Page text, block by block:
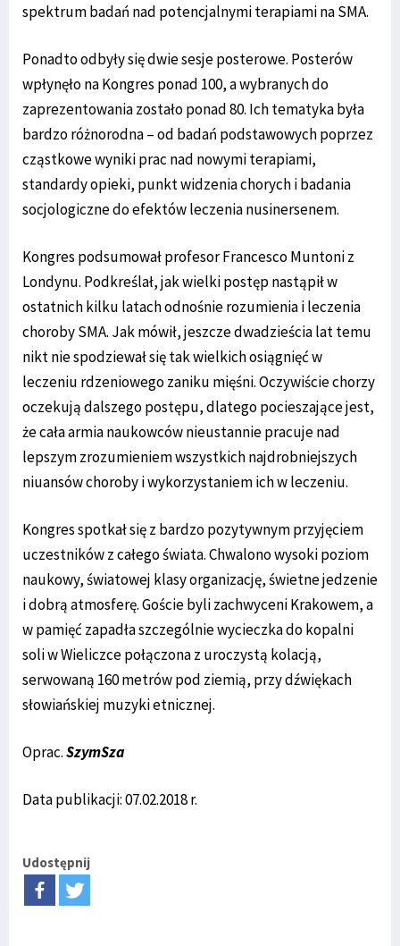
spektrum badań nad potencjalnymi terapiami na SMA.
Ponadto odbyły się dwie sesje posterowe. Posterów
wpłynęło na Kongres ponad 100, a wybranych do
zaprezentowania zostało ponad 80. Ich tematyka była
bardzo różnorodna – od badań podstawowych poprzez
cząstkowe wyniki prac nad nowymi terapiami,
standardy opieki, punkt widzenia chorych i badania
socjologiczne do efektów leczenia nusinersenem.
Kongres podsumował profesor Francesco Muntoni z
Londynu. Podkreślał, jak wielki postęp nastąpił w
ostatnich kilku latach odnośnie rozumienia i leczenia
choroby SMA. Jak mówił, jeszcze dwadzieścia lat temu
nikt nie spodziewał się tak wielkich osiągnięć w
leczeniu rdzeniowego zaniku mięśni. Oczywiście chorzy
oczekują dalszego postępu, dlatego pocieszające jest,
że cała armia naukowców nieustannie pracuje nad
lepszym zrozumieniem wszystkich najdrobniejszych
niuansów choroby i wykorzystaniem ich w leczeniu.
Kongres spotkał się z bardzo pozytywnym przyjęciem
uczestników z całego świata. Chwalono wysoki poziom
naukowy, światowej klasy organizację, świetne jedzenie
i dobrą atmosferę. Goście byli zachwyceni Krakowem, a
w pamięć zapadła szczególnie wycieczka do kopalni
soli w Wieliczce połączona z uroczystą kolacją,
serwowaną 160 metrów pod ziemią, przy dźwiękach
słowiańskiej muzyki etnicznej.
Oprac.SzymSza
Data publikacji: 07.02.2018 r.
Udostępnij